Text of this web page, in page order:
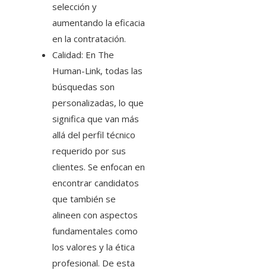
selección y
aumentando la eficacia
en la contratación.
Calidad: En The
Human-Link, todas las
búsquedas son
personalizadas, lo que
significa que van más
allá del perfil técnico
requerido por sus
clientes. Se enfocan en
encontrar candidatos
que también se
alineen con aspectos
fundamentales como
los valores y la ética
profesional. De esta